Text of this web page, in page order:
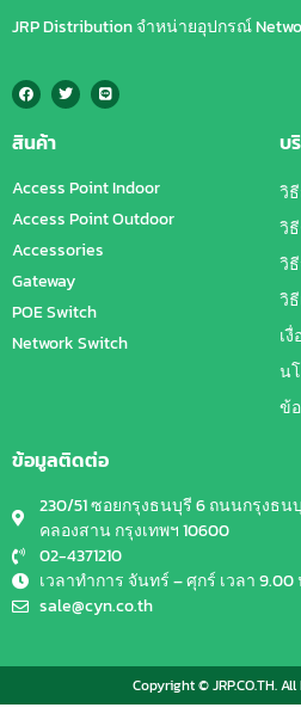
JRP Distribution จำหน่ายอุปกรณ์
สินค้า
Access Point Indoor
Access Point Outdoor
Accessories
Gateway
POE Switch
Network Switch
บ
วิ
วิ
วิ
วิ
เ
น
ข้
ข้อมูลติดต่อ
230/51 ซอยกรุงธนบุรี 6 ถนนกรุงธน
คลองสาน กรุงเทพฯ 10600
02-4371210
เวลาทำการ จันทร์ – ศุกร์ เวลา 9.00
sale@cyn.co.th
Copyright © JRP.CO.TH.